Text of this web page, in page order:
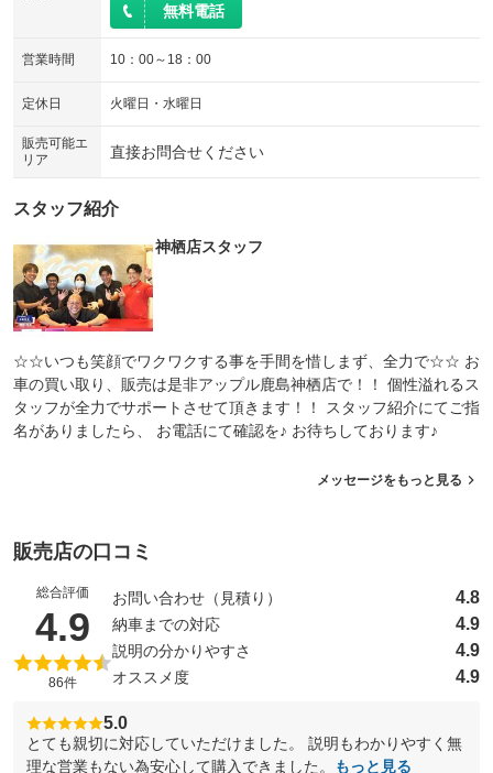
ヒッチメンバー
：装備なし
電動リアゲート
シートエアコン
：装備なし
：装備なし
：装備なし
無料電話
営業時間 10：00～18：00
定休日 火曜日・水曜日
販売可能エ
リア
直接お問合せください
スタッフ紹介
神栖店スタッフ
☆☆いつも笑顔でワクワクする事を手間を惜しまず、全力で☆☆ お
車の買い取り、販売は是非アップル鹿島神栖店で！！ 個性溢れるス
タッフが全力でサポートさせて頂きます！！ スタッフ紹介にてご指
名がありましたら、 お電話にて確認を♪ お待ちしております♪
メッセージをもっと見る
販売店の口コミ
総合評価
4.9 （5点満点中）
86件
お問い合わせ（見積り） 4.8
納車までの対応 4.9
説明の分かりやすさ 4.9
オススメ度 4.9
5.0
とても親切に対応していただけました。 説明もわかりやすく無
理な営業もない為安心して購入できました。
もっと見る